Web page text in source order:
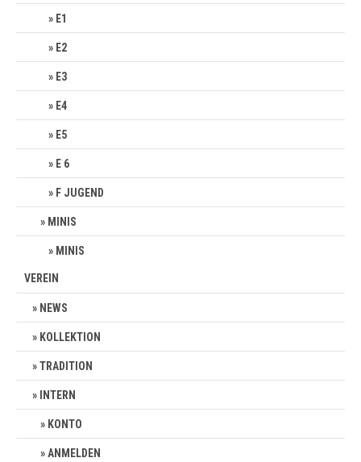
E1
E2
E3
E4
E5
E 6
F JUGEND
MINIS
MINIS
VEREIN
NEWS
KOLLEKTION
TRADITION
INTERN
KONTO
ANMELDEN